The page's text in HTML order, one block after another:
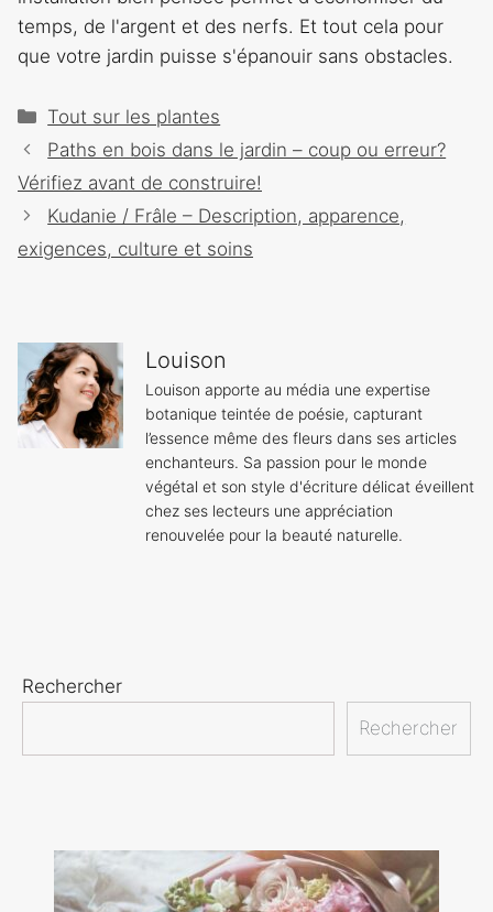
temps, de l'argent et des nerfs. Et tout cela pour
que votre jardin puisse s'épanouir sans obstacles.
Catégories
Tout sur les plantes
Navigation
des
Paths en bois dans le jardin – coup ou erreur?
Vérifiez avant de construire!
Kudanie / Frâle – Description, apparence,
exigences, culture et soins
Louison
Louison apporte au média une expertise
botanique teintée de poésie, capturant
l’essence même des fleurs dans ses articles
enchanteurs. Sa passion pour le monde
végétal et son style d'écriture délicat éveillent
chez ses lecteurs une appréciation
renouvelée pour la beauté naturelle.
Rechercher
Rechercher